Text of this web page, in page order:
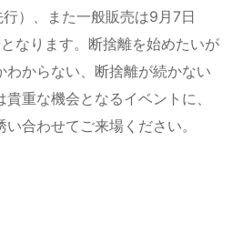
）、また一般販売は9月7日
なります。断捨離を始めたいが
わからない、断捨離が続かない
重な機会となるイベントに、
合わせてご来場ください。